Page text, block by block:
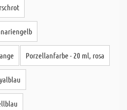
Porzellanfarbe - 20 ml, rosa